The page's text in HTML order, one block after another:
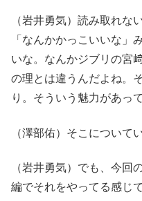
（岩井勇気）読み取れな
「なんかかっこいいな」
いな。なんかジブリの宮
の理とは違うんだよね。
り。そういう魅力があって
（澤部佑）そこについて
（岩井勇気）でも、今回
編でそれをやってる感じ